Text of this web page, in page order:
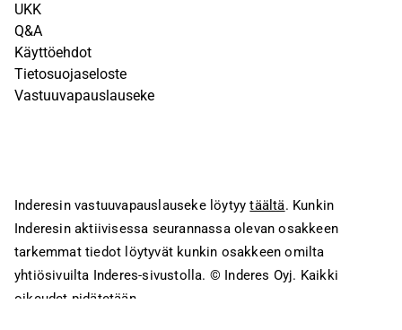
UKK
Q&A
Käyttöehdot
Tietosuojaseloste
Vastuuvapauslauseke
Inderesin vastuuvapauslauseke löytyytäältä. Kunkin
Inderesin aktiivisessa seurannassa olevan osakkeen
tarkemmat tiedot löytyvät kunkin osakkeen omilta
yhtiösivuilta Inderes-sivustolla. © Inderes Oyj. Kaikki
oikeudet pidätetään.